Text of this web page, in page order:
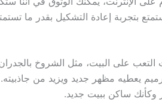
بتجربة إعادة التشكيل بقدر ما
التعب على البيت، مثل الشروخ
يعطيه مظهر جديد ويزيد من
وكأنك ساكن ببيت جديد.